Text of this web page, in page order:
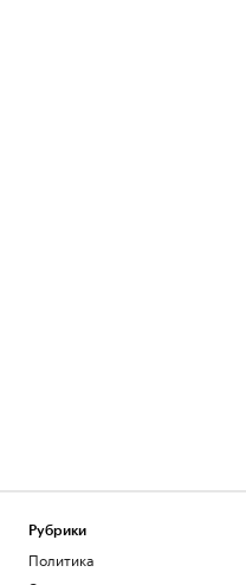
Рубрики
Политика